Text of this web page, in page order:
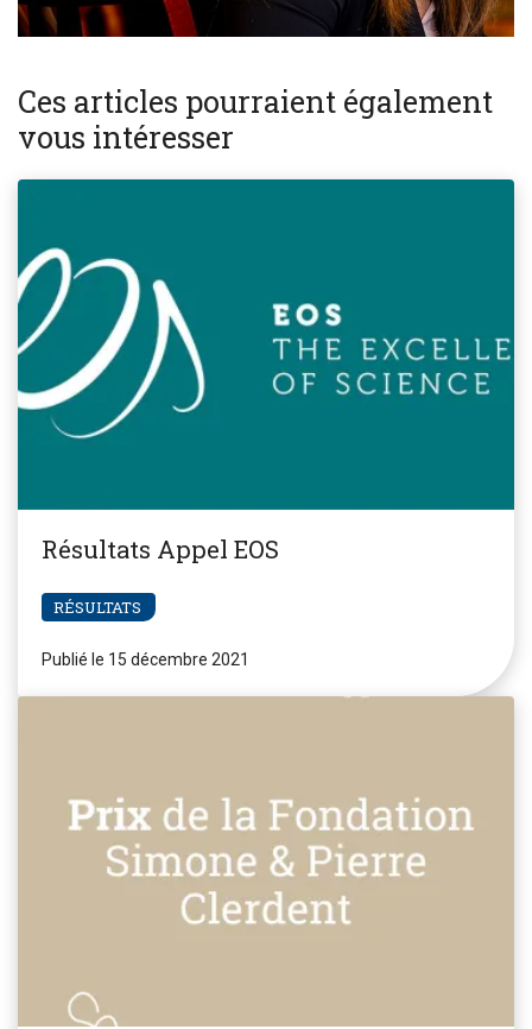
Ces articles pourraient également
vous intéresser
Résultats Appel EOS
RÉSULTATS
Publié le 15 décembre 2021